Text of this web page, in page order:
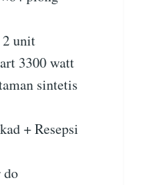
unit
3300 watt
sintetis
+ Resepsi
do